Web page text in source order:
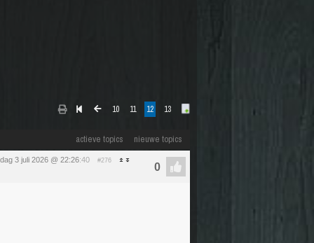
10 11 12 13
actieve topics nieuwe topics
3 juli 2026 @ 22:26:40 #276